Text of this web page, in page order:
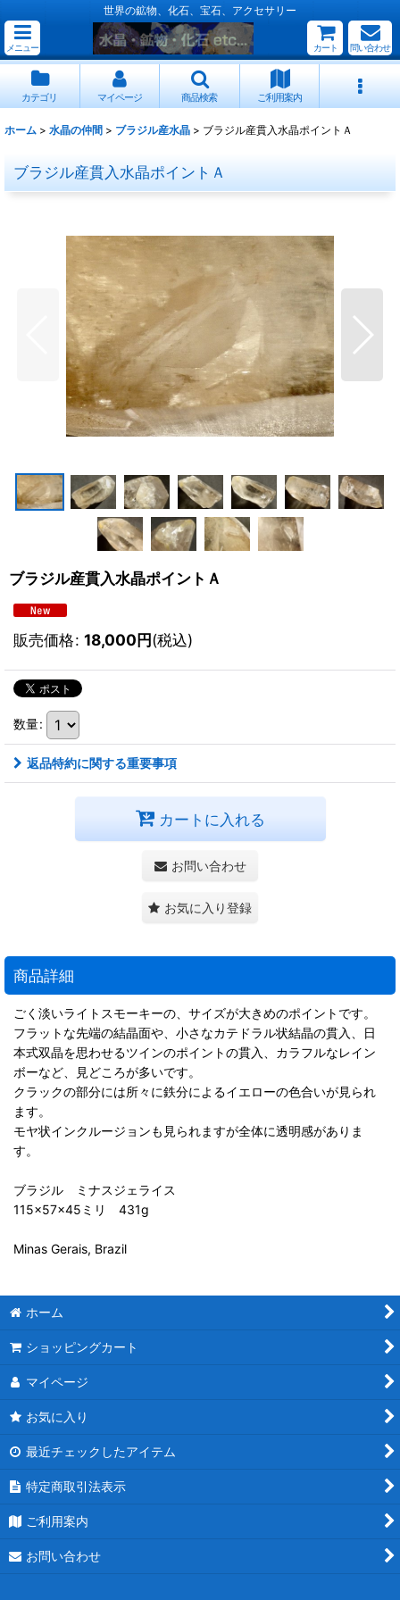
世界の鉱物、化石、宝石、アクセサリー
メニュー カート 問い合わせ
カテゴリ マイページ 商品検索 ご利用案内
ホーム > 水晶の仲間 > ブラジル産水晶 > ブラジル産貫入水晶ポイントＡ
ブラジル産貫入水晶ポイントＡ
ブラジル産貫入水晶ポイントＡ
販売価格: 18,000円(税込)
数量:
返品特約に関する重要事項
カートに入れる
お問い合わせ
お気に入り登録
商品詳細
ごく淡いライトスモーキーの、サイズが大きめのポイントです。
フラットな先端の結晶面や、小さなカテドラル状結晶の貫入、日
本式双晶を思わせるツインのポイントの貫入、カラフルなレイン
ボーなど、見どころが多いです。
クラックの部分には所々に鉄分によるイエローの色合いが見られ
ます。
モヤ状インクルージョンも見られますが全体に透明感がありま
す。
ブラジル ミナスジェライス
115×57×45ミリ 431g
Minas Gerais, Brazil
ホーム
ショッピングカート
マイページ
お気に入り
最近チェックしたアイテム
特定商取引法表示
ご利用案内
お問い合わせ